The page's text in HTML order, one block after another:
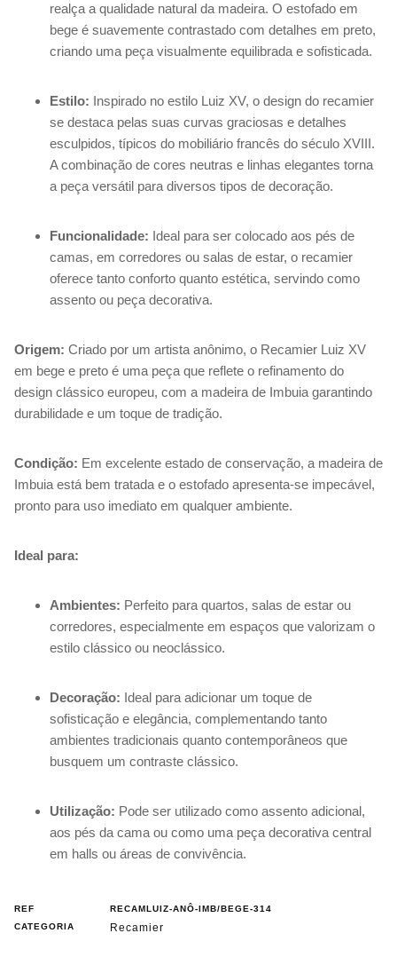
realça a qualidade natural da madeira. O estofado em
bege é suavemente contrastado com detalhes em preto,
criando uma peça visualmente equilibrada e sofisticada.
Estilo: Inspirado no estilo Luiz XV, o design do recamier
se destaca pelas suas curvas graciosas e detalhes
esculpidos, típicos do mobiliário francês do século XVIII.
A combinação de cores neutras e linhas elegantes torna
a peça versátil para diversos tipos de decoração.
Funcionalidade: Ideal para ser colocado aos pés de
camas, em corredores ou salas de estar, o recamier
oferece tanto conforto quanto estética, servindo como
assento ou peça decorativa.
Origem: Criado por um artista anônimo, o Recamier Luiz XV
em bege e preto é uma peça que reflete o refinamento do
design clássico europeu, com a madeira de Imbuia garantindo
durabilidade e um toque de tradição.
Condição: Em excelente estado de conservação, a madeira de
Imbuia está bem tratada e o estofado apresenta-se impecável,
pronto para uso imediato em qualquer ambiente.
Ideal para:
Ambientes: Perfeito para quartos, salas de estar ou
corredores, especialmente em espaços que valorizam o
estilo clássico ou neoclássico.
Decoração: Ideal para adicionar um toque de
sofisticação e elegância, complementando tanto
ambientes tradicionais quanto contemporâneos que
busquem um contraste clássico.
Utilização: Pode ser utilizado como assento adicional,
aos pés da cama ou como uma peça decorativa central
em halls ou áreas de convivência.
REF
RECAMLUIZ-ANÔ-IMB/BEGE-314
CATEGORIA
Recamier